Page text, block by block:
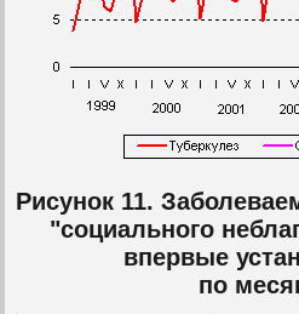
Рисунок 11.
"социального
впервые
по